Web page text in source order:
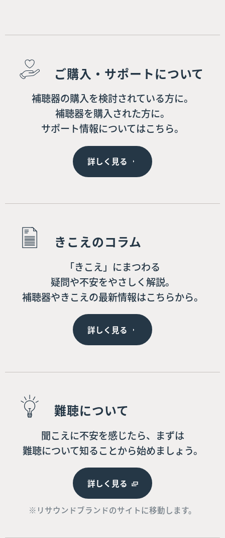
ご購入・サポートについて
補聴器の購入を検討されている方に。
補聴器を購入された方に。
サポート情報についてはこちら。
詳しく見る
きこえのコラム
「きこえ」にまつわる
疑問や不安をやさしく解説。
補聴器やきこえの最新情報はこちらから。
詳しく見る
難聴について
聞こえに不安を感じたら、まずは
難聴について知ることから始めましょう。
詳しく見る
※リサウンドブランドのサイトに移動します。